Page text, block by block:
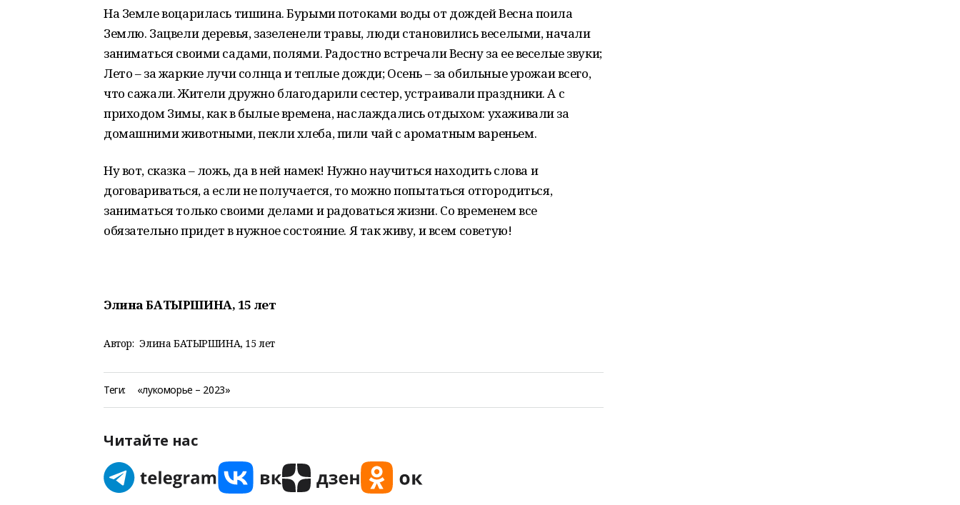
На Земле воцарилась тишина. Бурыми потоками воды от дождей Весна поила
Землю. Зацвели деревья, зазеленели травы, люди становились веселыми, начали
заниматься своими садами, полями. Радостно встречали Весну за ее веселые звуки;
Лето – за жаркие лучи солнца и теплые дожди; Осень – за обильные урожаи всего,
что сажали. Жители дружно благодарили сестер, устраивали праздники. А с
приходом Зимы, как в былые времена, наслаждались отдыхом: ухаживали за
домашними животными, пекли хлеба, пили чай с ароматным вареньем.
Ну вот, сказка – ложь, да в ней намек! Нужно научиться находить слова и
договариваться, а если не получается, то можно попытаться отгородиться,
заниматься только своими делами и радоваться жизни. Со временем все
обязательно придет в нужное состояние. Я так живу, и всем советую!
Элина БАТЫРШИНА, 15 лет
Автор: Элина БАТЫРШИНА, 15 лет
Теги: «лукоморье – 2023»
Читайте нас